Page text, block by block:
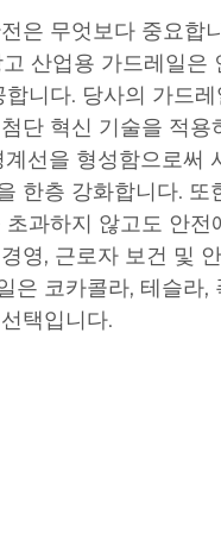
은 무엇보다 중요합
산업용 가드레일은
니다. 당사의 가드레
단 혁신 기술을 적용
선을 형성함으로써
한층 강화합니다. 또
과하지 않고도 안전
영, 근로자 보건 및
은 코카콜라, 테슬라,
택입니다.